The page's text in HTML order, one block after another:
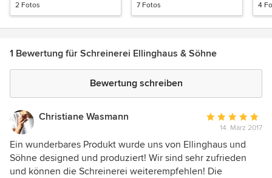
2 Fotos 7 Fotos 4
1 Bewertung für Schreinerei Ellinghaus & Söhne
Bewertung schreiben
Christiane Wasmann
Bewertung:
5
von
5
14. März 2017
Ein wunderbares Produkt wurde uns von Ellinghaus und
Söhne designed und produziert! Wir sind sehr zufrieden
und können die Schreinerei weiterempfehlen! Die